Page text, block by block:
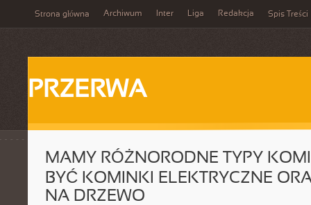
Strona główna Archiwum Inter Liga Redakcja Spis Treści
PRZERWA
MAMY RÓŻNORODNE TYPY
BYĆ KOMINKI ELEKTRYCZNE
NA DRZEWO